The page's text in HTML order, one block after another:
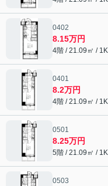
0402
8.15万円
4階 / 21.09㎡ / 1K
0401
8.2万円
4階 / 21.09㎡ / 1K
0501
8.25万円
5階 / 21.09㎡ / 1K
0503